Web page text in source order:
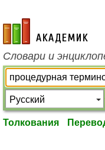
academic.ru
Словари и
Толкования